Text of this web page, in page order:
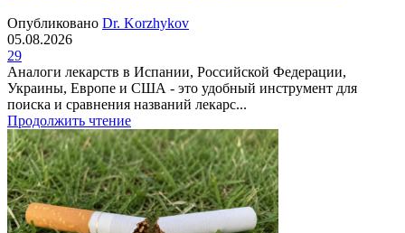
Опубликовано Dr. Korzhykov
05.08.2026
29
Аналоги лекарств в Испании, Российской Федерации,
Украины, Европе и США - это удобный инструмент для
поиска и сравнения названий лекарс...
Продолжить чтение